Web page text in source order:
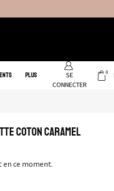
Promo
PLUS
SE
CONNECTER
0
Coton Caramel
en ce moment.